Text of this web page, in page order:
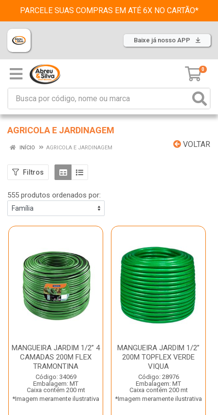
PARCELE SUAS COMPRAS EM ATÉ 6X NO CARTÃO*
Baixe já nosso APP
0
AGRICOLA E JARDINAGEM
VOLTAR
INÍCIO AGRICOLA E JARDINAGEM
Filtros
555 produtos ordenados por:
MANGUEIRA JARDIM 1/2” 4
CAMADAS 200M FLEX
TRAMONTINA
Código: 34069
Embalagem: MT
Caixa contém 200 mt
*Imagem meramente ilustrativa
MANGUEIRA JARDIM 1/2”
200M TOPFLEX VERDE
VIQUA
Código: 28976
Embalagem: MT
Caixa contém 200 mt
*Imagem meramente ilustrativa